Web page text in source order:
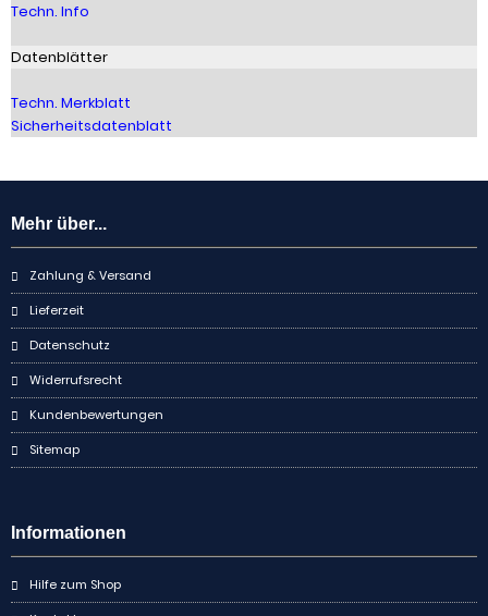
Techn. Info
Datenblätter
Techn. Merkblatt
Sicherheitsdatenblatt
Mehr über...
Zahlung & Versand
Lieferzeit
Datenschutz
Widerrufsrecht
Kundenbewertungen
Sitemap
Informationen
Hilfe zum Shop